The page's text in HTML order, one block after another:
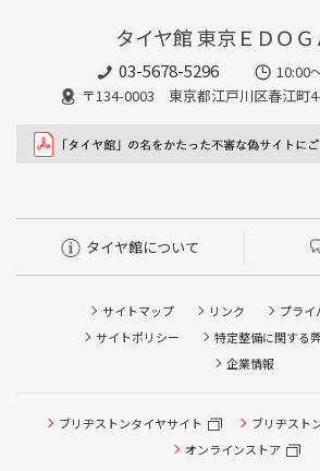
タイヤ館 東京ＥＤＯＧ
03-5678-5296
10:00
〒134-0003 東京都江戸川区春江町
タイヤ館について
サイトマップ リンク
プライ
サイトポリシー
特定整備に関する
企業情報
ブリヂストンタイヤサイト
ブリヂスト
オンラインストア